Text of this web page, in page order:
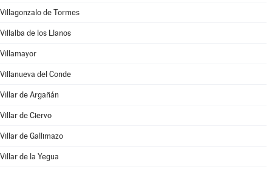
Villagonzalo de Tormes
Villalba de los Llanos
Villamayor
Villanueva del Conde
Villar de Argañán
Villar de Ciervo
Villar de Gallimazo
Villar de la Yegua